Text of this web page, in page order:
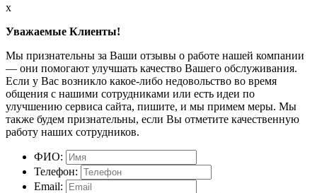
x
Уважаемые Клиенты!
Мы признательны за Ваши отзывы о работе нашей компании
— они помогают улучшать качество Вашего обслуживания.
Если у Вас возникло какое-либо недовольство во время
общения с нашими сотрудниками или есть идеи по
улучшению сервиса сайта, пишите, и мы примем меры. Мы
также будем признательны, если Вы отметите качественную
работу наших сотрудников.
ФИО:
Телефон:
Email: